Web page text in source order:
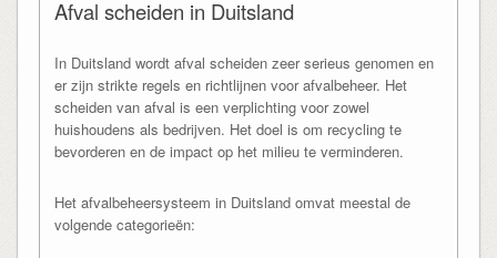
Afval scheiden in Duitsland
In Duitsland wordt afval scheiden zeer serieus genomen en
er zijn strikte regels en richtlijnen voor afvalbeheer. Het
scheiden van afval is een verplichting voor zowel
huishoudens als bedrijven. Het doel is om recycling te
bevorderen en de impact op het milieu te verminderen.
Het afvalbeheersysteem in Duitsland omvat meestal de
volgende categorieën: